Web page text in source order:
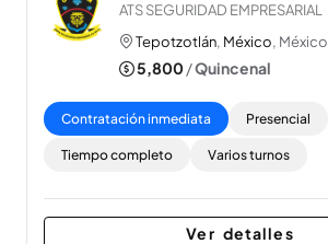
ATS SEGURIDAD EMPRESARIAL
Tepotzotlán, México, México
5,800/Quincenal
Contratación inmediata Presencial
Tiempo completo Varios turnos
Ver detalles